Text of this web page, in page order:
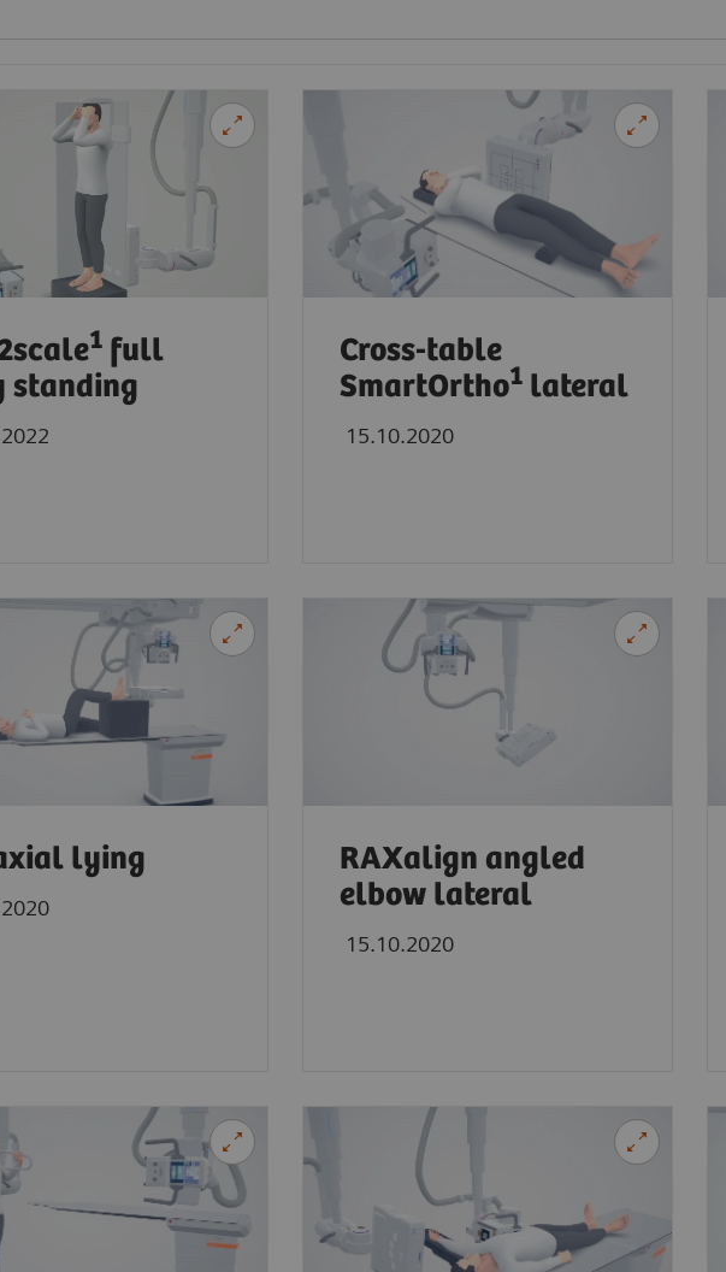
1 full
standing
Cross-table
SmartOrtho1 lateral
15.10.2020
lying
RAXalign angled
elbow lateral
15.10.2020